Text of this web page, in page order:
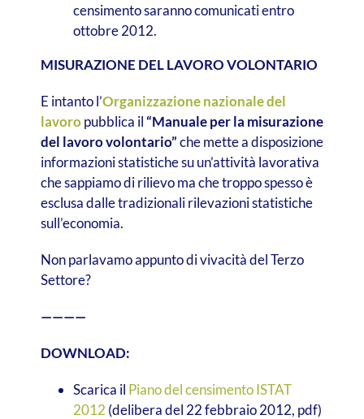
censimento saranno comunicati entro
ottobre 2012.
MISURAZIONE DEL LAVORO VOLONTARIO
E intanto l’Organizzazione nazionale del
lavoropubblica il“Manuale per la misurazione
del lavoro volontario”che mette a disposizione
informazioni statistiche su un’attività lavorativa
che sappiamo di rilievo ma che troppo spesso è
esclusa dalle tradizionali rilevazioni statistiche
sull’economia.
Non parlavamo appunto di vivacità del Terzo
Settore?
————
DOWNLOAD:
Scarica il Piano del censimento ISTAT
2012 (delibera del 22 febbraio 2012, pdf)